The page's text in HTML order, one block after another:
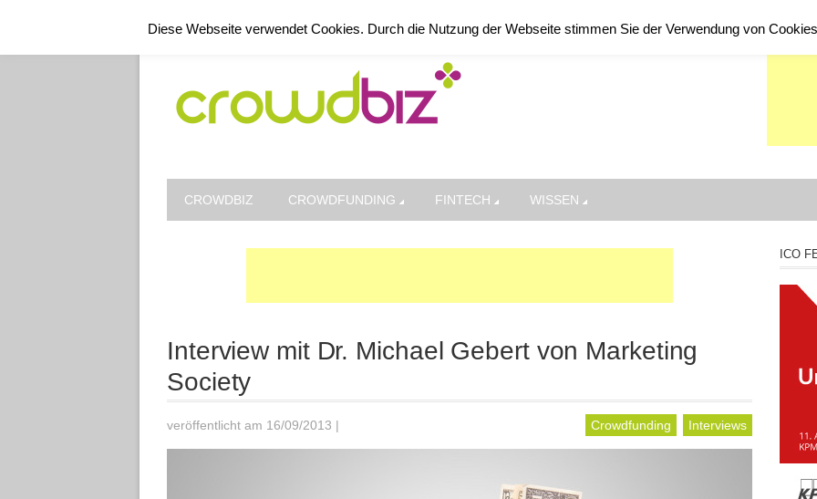
CROWDBIZ CROWDFUNDING FINTECH WISSEN
Interview mit Dr. Michael Gebert von Marketing
Society
veröffentlicht am 16/09/2013 | Crowdfunding Interviews
ICO
Diese Webseite verwendet Cookies. Durch die Nutzung der Webseite stimmen Sie der Verwendung von